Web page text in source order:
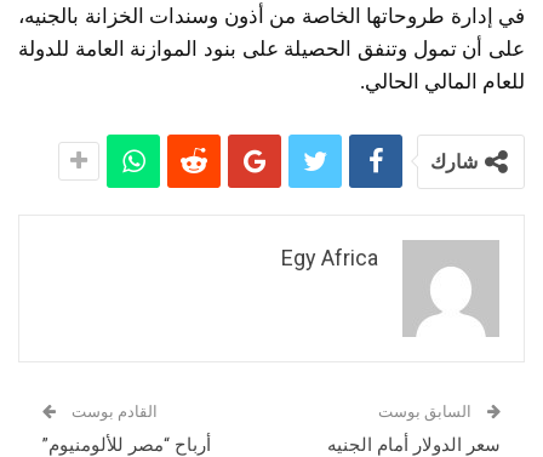
في إدارة طروحاتها الخاصة من أذون وسندات الخزانة بالجنيه،
على أن تمول وتنفق الحصيلة على بنود الموازنة العامة للدولة
للعام المالي الحالي.
شارك
Egy Africa
السابق بوست
سعر الدولار أمام الجنيه
القادم بوست
أرباح “مصر للألومنيوم”